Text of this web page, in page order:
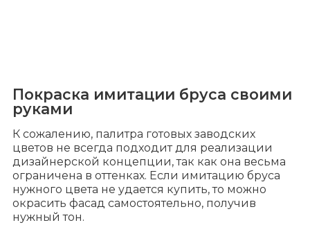
Покраска имитации бруса своими
руками
К сожалению, палитра готовых заводских
цветов не всегда подходит для реализации
дизайнерской концепции, так как она весьма
ограничена в оттенках. Если имитацию бруса
нужного цвета не удается купить, то можно
окрасить фасад самостоятельно, получив
нужный тон.